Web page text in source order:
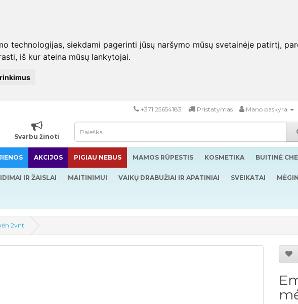
technologijas, siekdami pagerinti jūsų naršymo mūsų svetainėje patirtį,
iš kur ateina mūsų lankytojai.
+371 25654183 Pristatymas Mano paskyra
Svarbu žinoti
AKCIJOS PIGIAU NEBUS MAMOS RŪPESTIS KOSMETIKA BUITINĖ
IR ŽAISLAI MAITINIMUI VAIKŲ DRABUŽIAI IR APATINIAI SVEIKATAI
2vnt